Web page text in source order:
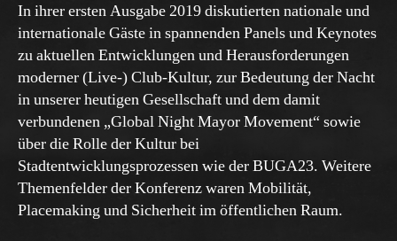
In ihrer ersten Ausgabe 2019 diskutierten nationale und
internationale Gäste in spannenden Panels und Keynotes
zu aktuellen Entwicklungen und Herausforderungen
moderner (Live-) Club-Kultur, zur Bedeutung der Nacht
in unserer heutigen Gesellschaft und dem damit
verbundenen „Global Night Mayor Movement“ sowie
über die Rolle der Kultur bei
Stadtentwicklungsprozessen wie der BUGA23. Weitere
Themenfelder der Konferenz waren Mobilität,
Placemaking und Sicherheit im öffentlichen Raum.